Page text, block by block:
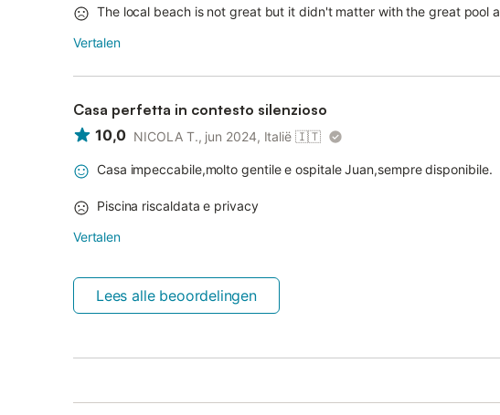
The local beach is not great but it didn't matter with the great pool
Vertalen
Casa perfetta in contesto silenzioso
10,0 NICOLA T., jun 2024, Italië 🇮🇹
Casa impeccabile,molto gentile e ospitale Juan,sempre disponibile.
Piscina riscaldata e privacy
Vertalen
Lees alle beoordelingen